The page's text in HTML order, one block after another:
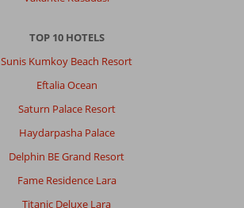
TOP 10 HOTELS
Sunis Kumkoy Beach Resort
Eftalia Ocean
Saturn Palace Resort
Haydarpasha Palace
Delphin BE Grand Resort
Fame Residence Lara
Titanic Deluxe Lara